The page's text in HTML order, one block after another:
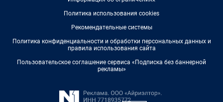
Политика использования cookies
Рекомендательные системы
Политика конфиденциальности и обработки персональных данных и
правила использования сайта
Пользовательское соглашение сервиса «Подписка без баннерной
рекламы»